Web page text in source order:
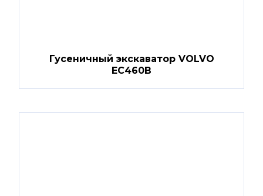
Гусеничный экскаватор VOLVO
EC460B